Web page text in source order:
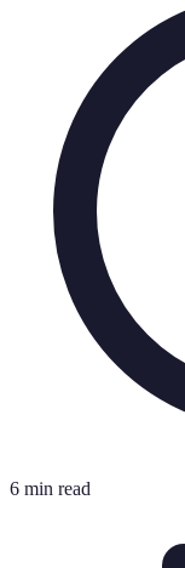
6 min read